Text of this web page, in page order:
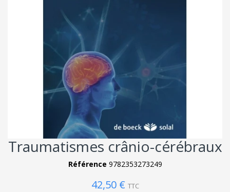
Traumatismes crânio-cérébraux
Référence 9782353273249
42,50 € TTC